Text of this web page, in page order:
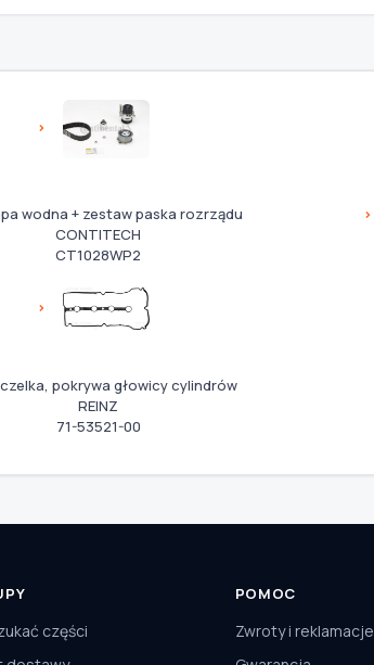
wodna + zestaw paska rozrządu
CONTITECH
CT1028WP2
pokrywa głowicy cylindrów
REINZ
71-53521-00
części
POMOC
Zwroty i reklamacje